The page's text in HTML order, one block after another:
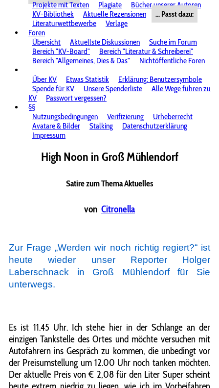
Projekte mit Texten
Plagiate
Bücher unserer Autoren
KV-Bibliothek
Aktuelle Rezensionen
... Passt dazu:
Literaturwettbewerbe
Verlage
Foren
Übersicht
Aktuellste Diskussionen
Suche im Forum
Bereich "KV-Board"
Bereich "Literatur & Schreiberei"
Bereich "Allgemeines, Dies & Das"
Nichtöffentliche Foren
Über KV
Etwas Statistik
Erklärung: Benutzersymbole
Spende für KV
Unsere Spenderliste
Alle Wege führen zu
KV
Passwort vergessen?
§§
Nutzungsbedingungen
Verifizierung
Urheberrecht
Avatare & Bilder
Stalking
Datenschutzerklärung
Impressum
High Noon in Groß Mühlendorf
Satire zum Thema Aktuelles
von Citronella
Zur Frage „Werden wir noch richtig regiert?“ ist
heute wieder unser Reporter Holger
Laberschnack in Groß Mühlendorf für Sie
unterwegs.
Es ist 11.45 Uhr. Ich stehe hier in der Schlange an der
einzigen Tankstelle des Ortes und möchte versuchen mit
Autofahrern ins Gespräch zu kommen, die unbedingt vor
der Preisumstellung um 12.00 Uhr noch tanken möchten.
Der aktuelle Preis von € 2,08 für den Liter Super scheint